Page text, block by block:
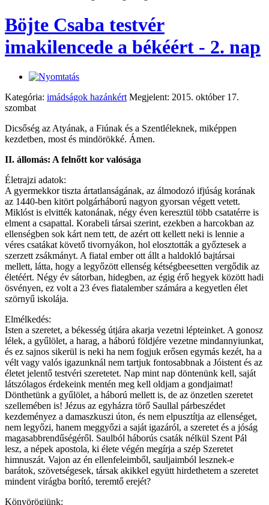
Böjte Csaba testvér
imakilencede a békéért - 2. nap
Kategória: imádságok hazánkért Megjelent: 2015. október 17.
szombat
Dicsőség az Atyának, a Fiúnak és a Szentléleknek, miképpen
kezdetben, most és mindörökké. Ámen.
II. állomás: A felnőtt kor valósága
Életrajzi adatok:
A gyermekkor tiszta ártatlanságának, az álmodozó ifjúság korának
az 1440-ben kitört polgárháború nagyon gyorsan végett vetett.
Miklóst is elvitték katonának, négy éven keresztül több csatatérre is
elment a csapattal. Korabeli társai szerint, ezekben a harcokban az
ellenségben sok kárt nem tett, de azért ott kellett neki is lennie a
véres csatákat követő tivornyákon, hol elosztották a győztesek a
szerzett zsákmányt. A fiatal ember ott állt a haldokló bajtársai
mellett, látta, hogy a legyőzött ellenség kétségbeesetten vergődik az
életéért. Négy év sátorban, hidegben, az égig érő hegyek között hadi
ösvényen, ez volt a 23 éves fiatalember számára a kegyetlen élet
szörnyű iskolája.
Elmélkedés:
Isten a szeretet, a békesség útjára akarja vezetni lépteinket. A gonosz
lélek, a gyűlölet, a harag, a háború földjére vezetne mindannyiunkat,
és ez sajnos sikerül is neki ha nem fogjuk erősen egymás kezét, ha a
vélt vagy valós igazunknál nem tartjuk fontosabbnak a Jóistent és az
életet jelentő testvéri szeretetet. Nap mint nap döntenünk kell, saját
látszólagos érdekeink mentén meg kell oldjam a gondjaimat!
Dönthetünk a gyűlölet, a háború mellett is, de az önzetlen szeretet
szellemében is! Jézus az egyházra törő Saullal párbeszédet
kezdeményez a damaszkuszi úton, és nem elpusztítja az ellenséget,
nem legyőzi, hanem meggyőzi a saját igazáról, a szeretet és a jóság
magasabbrendűségéről. Saulból háborús csaták nélkül Szent Pál
lesz, a népek apostola, ki élete végén megírja a szép Szeretet
himnuszát. Vajon az én ellenfeleimből, sauljaimból lesznek-e
barátok, szövetségesek, társak akikkel együtt hirdethetem a szeretet
mindent virágba borító, teremtő erejét?
Könyörögjünk: